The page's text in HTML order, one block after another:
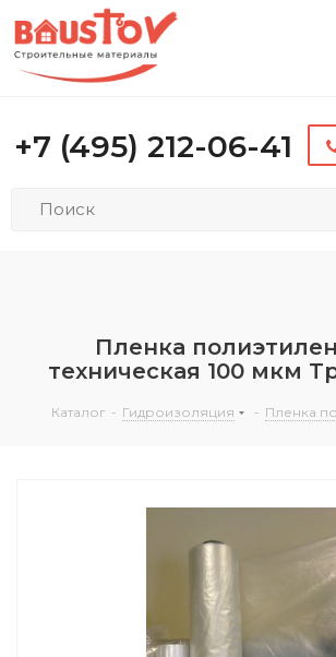
+7 (495) 212-06-41
Пленка
техническая 100 мкм
Каталог - Гидроизоляция - Пленка